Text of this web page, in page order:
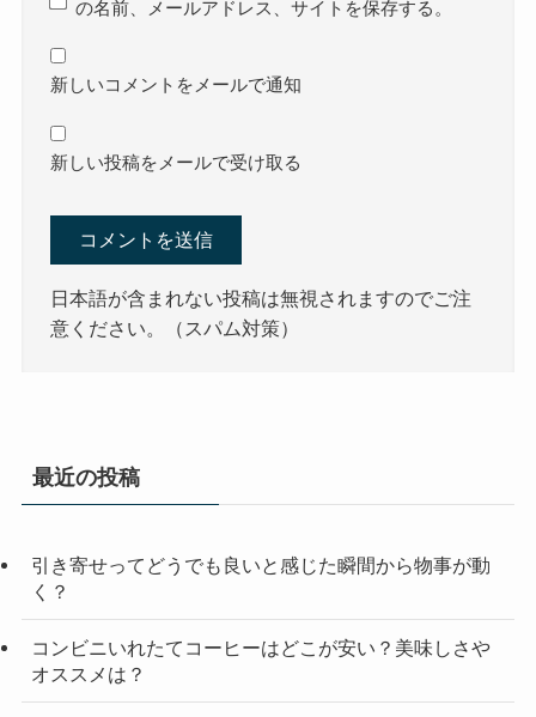
の名前、メールアドレス、サイトを保存する。
新しいコメントをメールで通知
新しい投稿をメールで受け取る
日本語が含まれない投稿は無視されますのでご注
意ください。（スパム対策）
最近の投稿
引き寄せってどうでも良いと感じた瞬間から物事が動
く？
コンビニいれたてコーヒーはどこが安い？美味しさや
オススメは？